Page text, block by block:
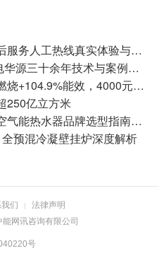
麦克维尔空调2026年全新售后服务人工热线真实体验与避坑指南
双碳时代如何节能储能？华电华源三十余年技术与案例书写正确答案
拆解米筑都朔光S2：四分段燃烧+104.9%能效，4000元档壁挂炉的“技术越级”
250亿立方米
2026年家庭节能改造必看：空气能热水器品牌选型指南与核心指标实测对比
预混冷凝壁挂炉深度解析
们 |
法律声明
网讯咨询有限公司
号